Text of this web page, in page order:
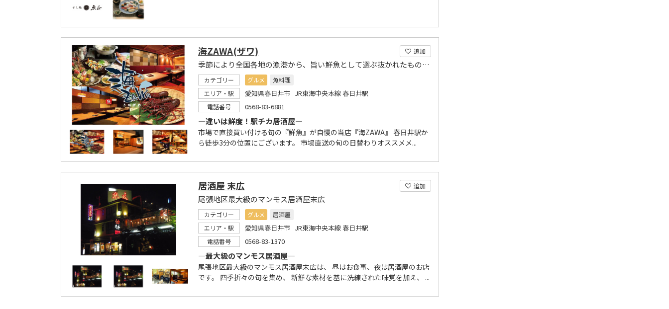
追加
海ZAWA(ザワ)
季節により全国各地の漁港から、旨い鮮魚として選ぶ抜かれたものだけを仕入れ！！
カテゴリー グルメ
魚料理
エリア・駅
愛知県春日井市 JR東海中央本線 春日井駅
電話番号 0568-83-6881
―違いは鮮度！駅チカ居酒屋―
市場で直接買い付ける旬の『鮮魚』が自慢の当店『海ZAWA』 春日井駅か
ら徒歩3分の位置にございます。 市場直送の旬の日替わりオススメメ...
追加
居酒屋 末広
尾張地区最大級のマンモス居酒屋末広
カテゴリー グルメ
居酒屋
エリア・駅
愛知県春日井市 JR東海中央本線 春日井駅
電話番号 0568-83-1370
―最大級のマンモス居酒屋―
尾張地区最大級のマンモス居酒屋末広は、 昼はお食事、夜は居酒屋のお店
です。 四季折々の旬を集め、 新鮮な素材を基に洗練された味覚を加え、 ...